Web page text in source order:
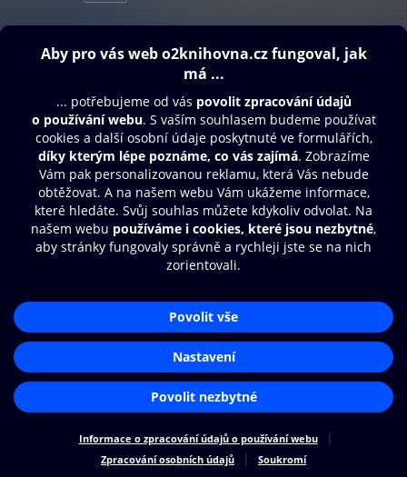
Obsah ke stažení
Další zábava
© O2 Czech Republic a.s.
Nákupní řád
Přístupnost
Cookies
Nastavení cookies
Aplikace O2 Knihovna
Čti a poslouchej své e-knihy a
audioknihy rychleji a pohodlněji.